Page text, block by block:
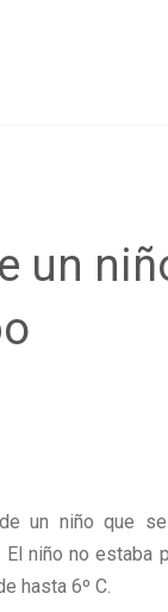
un
un niño que
niño no estaba
hasta 6º C.